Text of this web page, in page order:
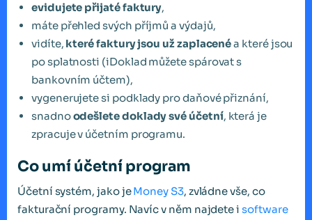
evidujete přijaté faktury,
máte přehled svých příjmů a výdajů,
vidíte, které faktury jsou už zaplacenéa které jsou
po splatnosti (iDoklad můžete spárovat s
bankovním účtem),
vygenerujete si podklady pro daňové přiznání,
snadnoodešlete doklady své účetní, která je
zpracuje v účetním programu.
Co umí účetní program
Účetní systém, jako jeMoney S3, zvládne vše, co
fakturační programy. Navíc v něm najdete i software